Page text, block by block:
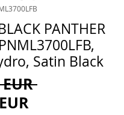
PANTHER
Satin Black
EUR Szokásos